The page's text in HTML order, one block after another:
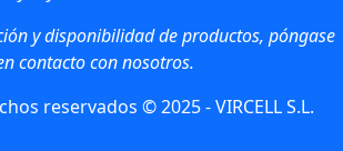
y disponibilidad de productos, póngase
contacto con nosotros.
reservados © 2025 - VIRCELL S.L.